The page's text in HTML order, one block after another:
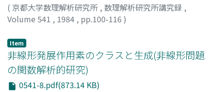
( 京都大学数理解析研究所 , 数理解析研究所講究録 ,
Volume 541 , 1984 , pp.100-116 )
Item
非線形発展作用素のクラスと生成(非線形問題
の関数解析的研究)
0541-8.pdf(873.14 KB)